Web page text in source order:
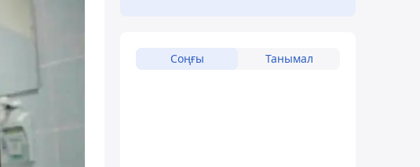
Соңғы Танымал